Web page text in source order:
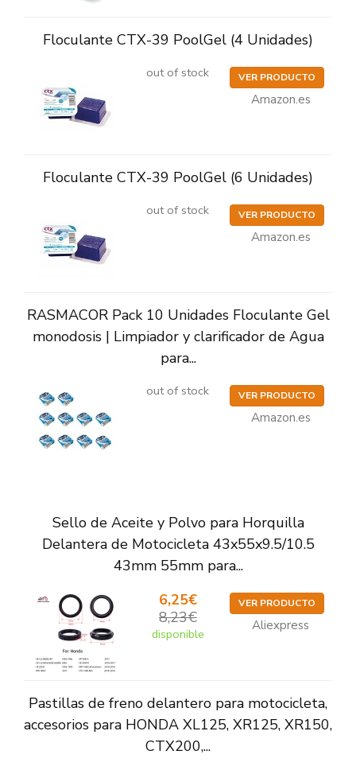
Floculante CTX-39 PoolGel (4 Unidades)
out of stock VER PRODUCTO
Amazon.es
Floculante CTX-39 PoolGel (6 Unidades)
out of stock VER PRODUCTO
Amazon.es
RASMACOR Pack 10 Unidades Floculante Gel
monodosis | Limpiador y clarificador de Agua
para...
out of stock VER PRODUCTO
Amazon.es
Sello de Aceite y Polvo para Horquilla
Delantera de Motocicleta 43x55x9.5/10.5
43mm 55mm para...
6,25€
8,23€
disponible
VER PRODUCTO
Aliexpress
Pastillas de freno delantero para motocicleta,
accesorios para HONDA XL125, XR125, XR150,
CTX200,...